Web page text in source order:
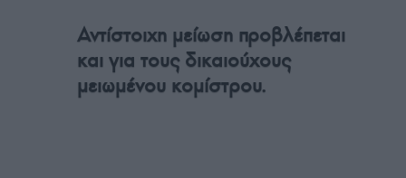
Αντίστοιχη μείωση προβλέπεται
και για τους δικαιούχους
μειωμένου κομίστρου.